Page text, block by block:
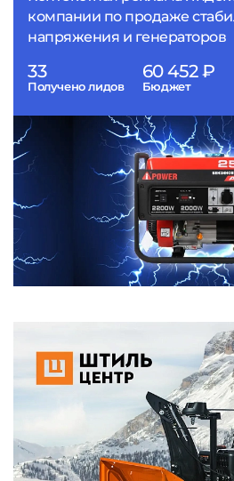
компании по продаже
напряжения и генераторов
33
Получено лидов
60 452 ₽
Бюджет